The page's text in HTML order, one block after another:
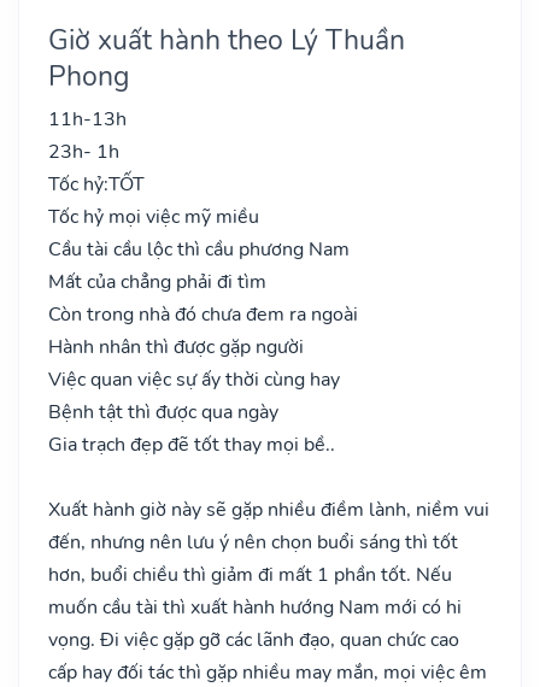
Giờ xuất hành theo Lý Thuần
Phong
11h-13h
23h- 1h
Tốc hỷ:TỐT
Tốc hỷ mọi việc mỹ miều
Cầu tài cầu lộc thì cầu phương Nam
Mất của chẳng phải đi tìm
Còn trong nhà đó chưa đem ra ngoài
Hành nhân thì được gặp người
Việc quan việc sự ấy thời cùng hay
Bệnh tật thì được qua ngày
Gia trạch đẹp đẽ tốt thay mọi bề..
Xuất hành giờ này sẽ gặp nhiều điềm lành, niềm vui
đến, nhưng nên lưu ý nên chọn buổi sáng thì tốt
hơn, buổi chiều thì giảm đi mất 1 phần tốt. Nếu
muốn cầu tài thì xuất hành hướng Nam mới có hi
vọng. Đi việc gặp gỡ các lãnh đạo, quan chức cao
cấp hay đối tác thì gặp nhiều may mắn, mọi việc êm